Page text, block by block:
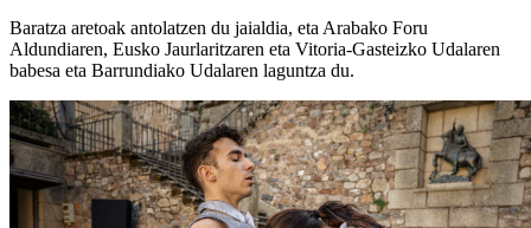
Baratza aretoak antolatzen du jaialdia, eta Arabako Foru
Aldundiaren, Eusko Jaurlaritzaren eta Vitoria-Gasteizko Udalaren
babesa eta Barrundiako Udalaren laguntza du.